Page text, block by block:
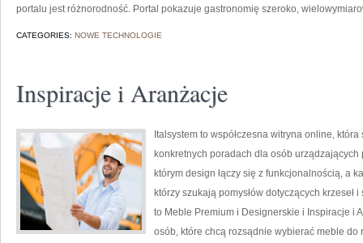
portalu jest różnorodność. Portal pokazuje gastronomię szeroko,
CATEGORIES: NOWE TECHNOLOGIE
Inspiracje i Aranżacje
Italsystem to współczesna witryna online,
konkretnych poradach dla osób
którym design łączy się z funkcjonalnością, a
którzy szukają pomysłów dotyczących
to Meble Premium i Designerskie i Inspiracje i
osób, które chcą rozsądnie wybierać meble do